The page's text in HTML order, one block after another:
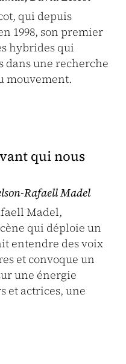
qui depuis
1998, son premier
hybrides qui
dans une recherche
mouvement.
qui nous
Rafaell Madel
Madel,
qui déploie un
entendre des voix
et convoque un
une énergie
et actrices, une